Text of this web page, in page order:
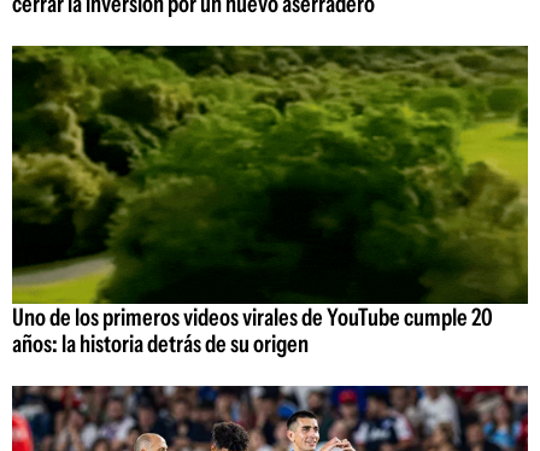
Uno de los primeros videos virales de YouTube cumple 20
años: la historia detrás de su origen